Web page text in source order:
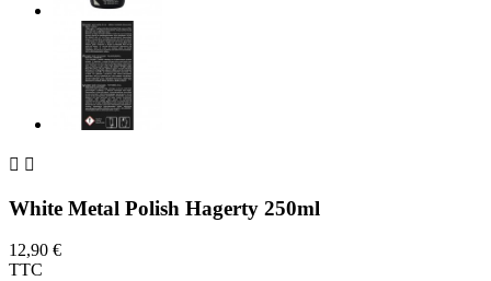
 
White Metal Polish Hagerty 250ml
12,90 €
TTC